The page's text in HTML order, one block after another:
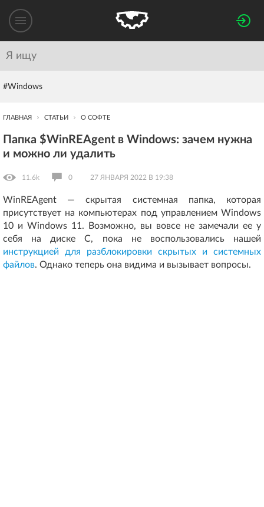
#Windows
ГЛАВНАЯ СТАТЬИ О СОФТЕ
Папка $WinREAgent в Windows: зачем нужна
и можно ли удалить
11.6k 0 27 ЯНВАРЯ 2022 В 19:38
WinREAgent — скрытая системная папка, которая
присутствует на компьютерах под управлением Windows
10 и Windows 11. Возможно, вы вовсе не замечали ее у
себя на диске C, пока не воспользовались нашей
инструкцией для разблокировки скрытых и системных
файлов. Однако теперь она видима и вызывает вопросы.